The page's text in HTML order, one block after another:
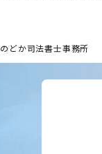
のどか司法書士事務所